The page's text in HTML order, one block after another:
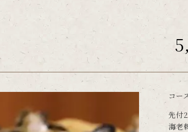
コー
先付
海老